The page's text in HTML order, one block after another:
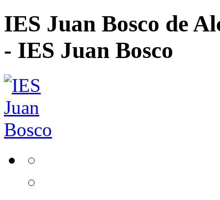
IES Juan Bosco de
- IES Juan Bosco